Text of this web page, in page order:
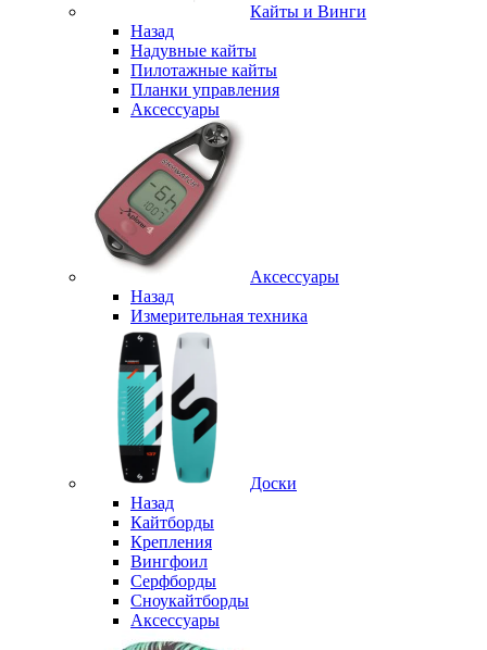
Кайты и Винги
Назад
Надувные кайты
Пилотажные кайты
Планки управления
Аксессуары
Аксессуары
Назад
Измерительная техника
Доски
Назад
Кайтборды
Крепления
Вингфоил
Серфборды
Сноукайтборды
Аксессуары